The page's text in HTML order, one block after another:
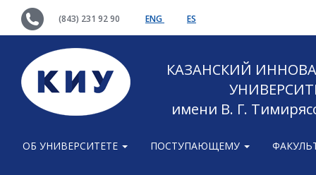
(843) 231 92 90 ENG ES
КАЗАНСКИЙ
имени В. Г.
ОБ УНИВЕРСИТЕТЕ ПОСТУПАЮЩЕМУ